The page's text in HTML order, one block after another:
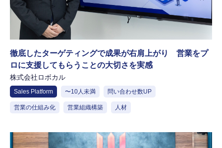
徹底したターゲティングで成果が右肩上がり 営業をプ
ロに支援してもらうことの大切さを実感
株式会社ロボカル
Sales Platform 〜10人未満 問い合わせ数UP
営業の仕組み化 営業組織構築 人材